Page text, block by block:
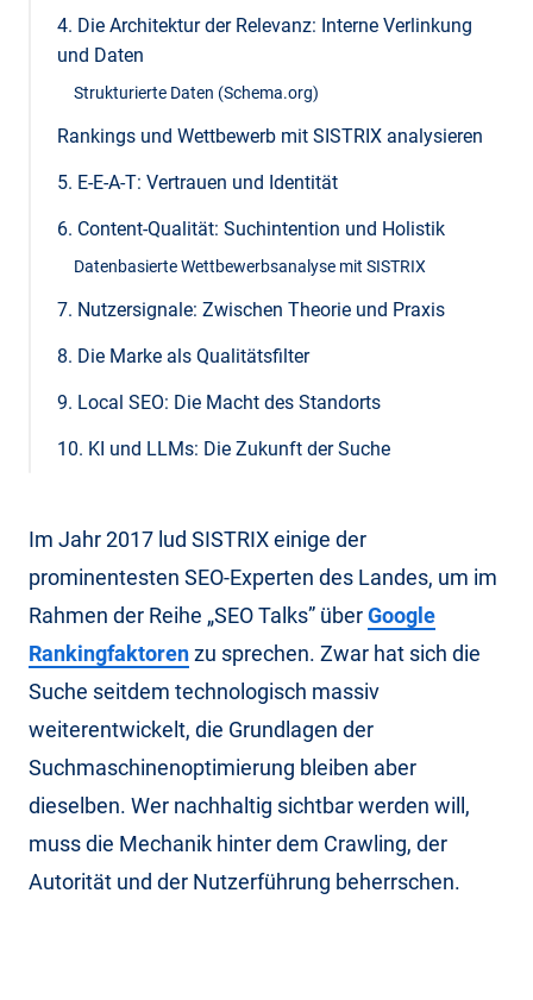
4. Die Architektur der Relevanz: Interne Verlinkung
und Daten
Strukturierte Daten (Schema.org)
Rankings und Wettbewerb mit SISTRIX analysieren
5. E-E-A-T: Vertrauen und Identität
6. Content-Qualität: Suchintention und Holistik
Datenbasierte Wettbewerbsanalyse mit SISTRIX
7. Nutzersignale: Zwischen Theorie und Praxis
8. Die Marke als Qualitätsfilter
9. Local SEO: Die Macht des Standorts
10. KI und LLMs: Die Zukunft der Suche
Im Jahr 2017 lud SISTRIX einige der
prominentesten SEO-Experten des Landes, um im
Rahmen der Reihe „SEO Talks” überGoogle
Rankingfaktorenzu sprechen. Zwar hat sich die
Suche seitdem technologisch massiv
weiterentwickelt, die Grundlagen der
Suchmaschinenoptimierung bleiben aber
dieselben. Wer nachhaltig sichtbar werden will,
muss die Mechanik hinter dem Crawling, der
Autorität und der Nutzerführung beherrschen.